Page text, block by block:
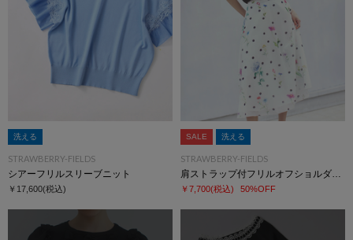
洗える
STRAWBERRY-FIELDS
シアーフリルスリーブニット
￥17,600(税込)
SALE 洗える
STRAWBERRY-FIELDS
￥7,700(税込) 50%OFF